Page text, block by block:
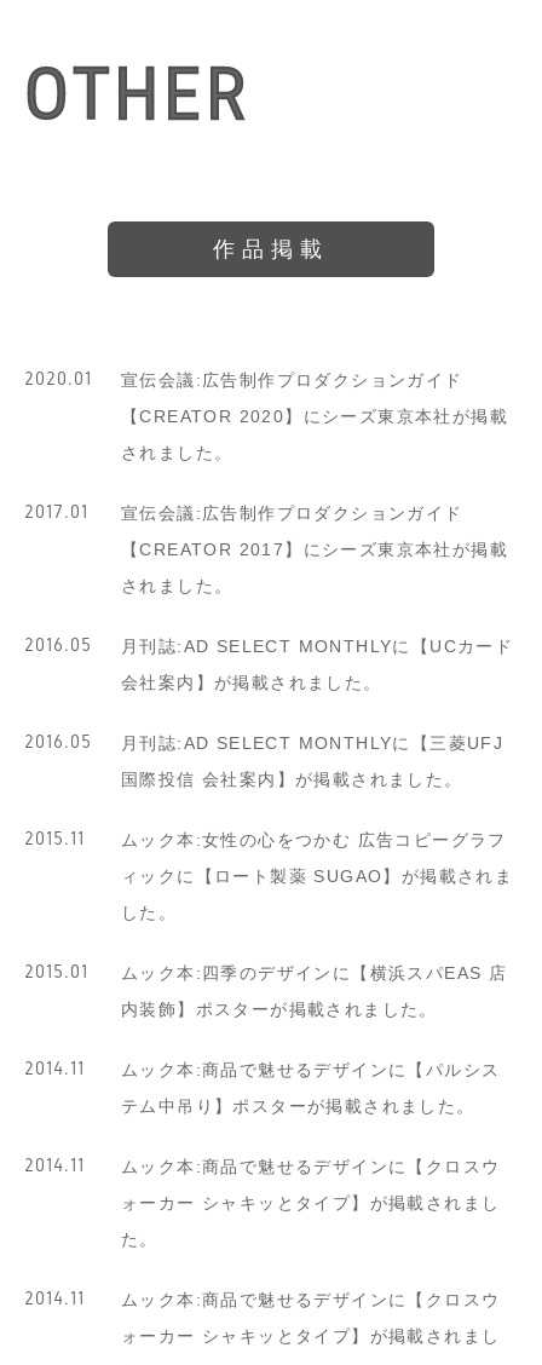
OTHER
作品掲載
2020.01
宣伝会議:広告制作プロダクションガイド
【CREATOR 2020】にシーズ東京本社が掲載
されました。
2017.01
宣伝会議:広告制作プロダクションガイド
【CREATOR 2017】にシーズ東京本社が掲載
されました。
2016.05
月刊誌:AD SELECT MONTHLYに【UCカード
会社案内】が掲載されました。
2016.05
月刊誌:AD SELECT MONTHLYに【三菱UFJ
国際投信 会社案内】が掲載されました。
2015.11
ムック本:女性の心をつかむ 広告コピーグラフ
ィックに【ロート製薬 SUGAO】が掲載されま
した。
2015.01
ムック本:四季のデザインに【横浜スパEAS 店
内装飾】ポスターが掲載されました。
2014.11
ムック本:商品で魅せるデザインに【パルシス
テム中吊り】ポスターが掲載されました。
2014.11
ムック本:商品で魅せるデザインに【クロスウ
ォーカー シャキッとタイプ】が掲載されまし
た。
2014.11
ムック本:商品で魅せるデザインに【クロスウ
ォーカー シャキッとタイプ】が掲載されまし